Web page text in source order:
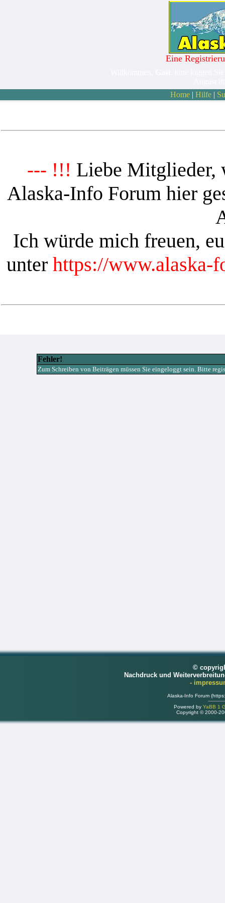
Eine
Home| Hilfe|
--- !!! Liebe Mitglieder,
Alaska-Info Forum hier
Ich würde mich freuen,
unter https://www.alaska-
Fehler!
Zum Schreiben von Beiträgen müssen Sie eingeloggt sein. Bitte
©
Nachdruck und
-
Alaska-Info Forum
Powered by YaBB 1
Copyright © 2000-